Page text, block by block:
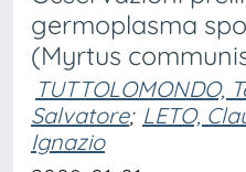
germoplasma
(Myrtus
TUTTOLOMONDO,
Salvatore; LETO,
Ignazio